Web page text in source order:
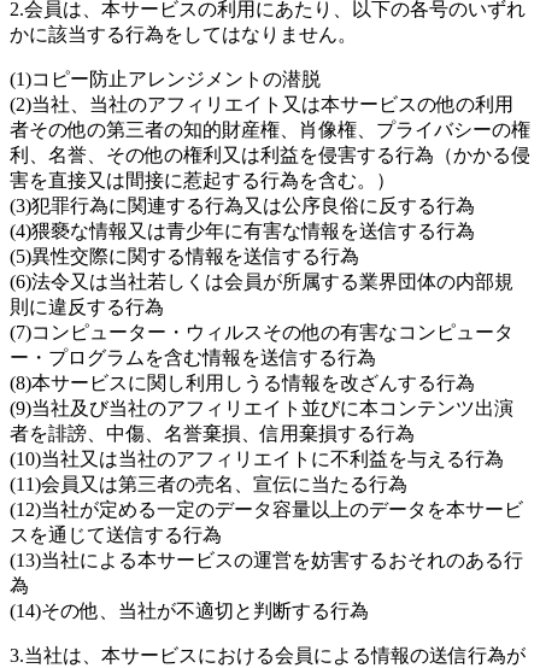
2.会員は、本サービスの利用にあたり、以下の各号のいずれ
かに該当する行為をしてはなりません。
(1)コピー防止アレンジメントの潜脱
(2)当社、当社のアフィリエイト又は本サービスの他の利用
者その他の第三者の知的財産権、肖像権、プライバシーの権
利、名誉、その他の権利又は利益を侵害する行為（かかる侵
害を直接又は間接に惹起する行為を含む。）
(3)犯罪行為に関連する行為又は公序良俗に反する行為
(4)猥褻な情報又は青少年に有害な情報を送信する行為
(5)異性交際に関する情報を送信する行為
(6)法令又は当社若しくは会員が所属する業界団体の内部規
則に違反する行為
(7)コンピューター・ウィルスその他の有害なコンピュータ
ー・プログラムを含む情報を送信する行為
(8)本サービスに関し利用しうる情報を改ざんする行為
(9)当社及び当社のアフィリエイト並びに本コンテンツ出演
者を誹謗、中傷、名誉棄損、信用棄損する行為
(10)当社又は当社のアフィリエイトに不利益を与える行為
(11)会員又は第三者の売名、宣伝に当たる行為
(12)当社が定める一定のデータ容量以上のデータを本サービ
スを通じて送信する行為
(13)当社による本サービスの運営を妨害するおそれのある行
為
(14)その他、当社が不適切と判断する行為
3.当社は、本サービスにおける会員による情報の送信行為が